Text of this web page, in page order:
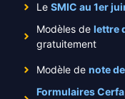
Le SMIC au 1er
Modèles de lettre
gratuitement
Modèle de note
Formulaires Cerfa